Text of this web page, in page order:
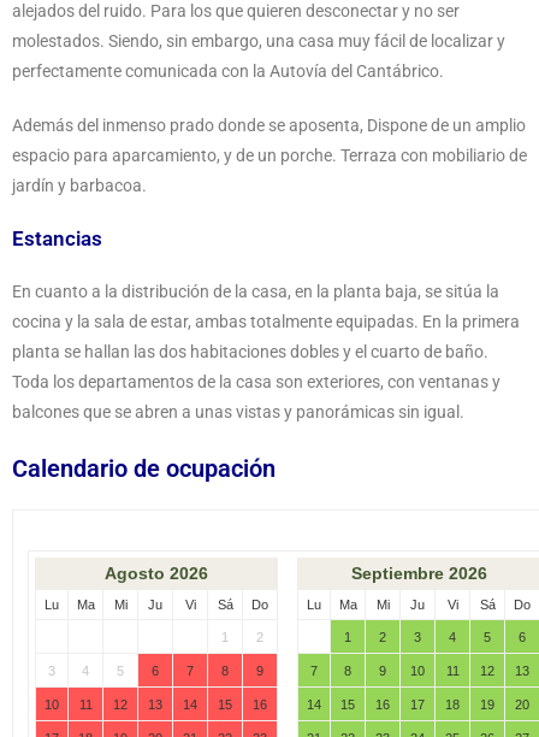
alejados del ruido. Para los que quieren desconectar y no ser
molestados. Siendo, sin embargo, una casa muy fácil de localizar y
perfectamente comunicada con la Autovía del Cantábrico.
Además del inmenso prado donde se aposenta, Dispone de un amplio
espacio para aparcamiento, y de un porche. Terraza con mobiliario de
jardín y barbacoa.
Estancias
En cuanto a la distribución de la casa, en la planta baja, se sitúa la
cocina y la sala de estar, ambas totalmente equipadas. En la primera
planta se hallan las dos habitaciones dobles y el cuarto de baño.
Toda los departamentos de la casa son exteriores, con ventanas y
balcones que se abren a unas vistas y panorámicas sin igual.
Calendario de ocupación